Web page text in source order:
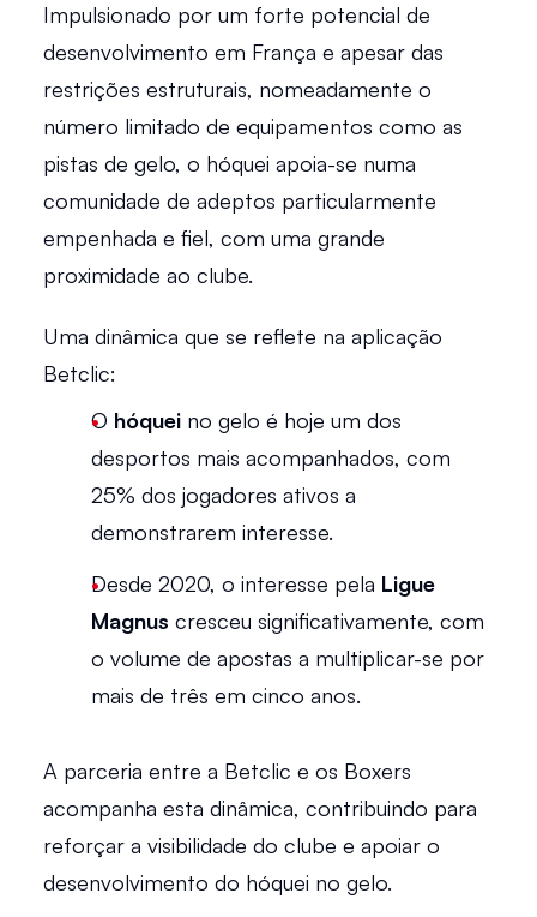
Impulsionado por um forte potencial de
desenvolvimento em França e apesar das
restrições estruturais, nomeadamente o
número limitado de equipamentos como as
pistas de gelo, o hóquei apoia-se numa
comunidade de adeptos particularmente
empenhada e fiel, com uma grande
proximidade ao clube.
Uma dinâmica que se reflete na aplicação
Betclic:
O hóquei no gelo é hoje um dos
desportos mais acompanhados, com
25% dos jogadores ativos a
demonstrarem interesse.
Desde 2020, o interesse pela Ligue
Magnus cresceu significativamente, com
o volume de apostas a multiplicar-se por
mais de três em cinco anos.
A parceria entre a Betclic e os Boxers
acompanha esta dinâmica, contribuindo para
reforçar a visibilidade do clube e apoiar o
desenvolvimento do hóquei no gelo.